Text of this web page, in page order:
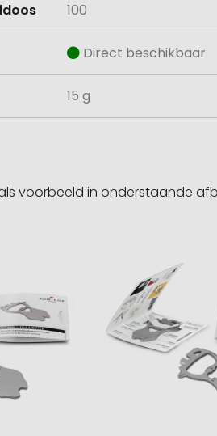
100
Direct beschikbaar
15 g
voorbeeld in onderstaande